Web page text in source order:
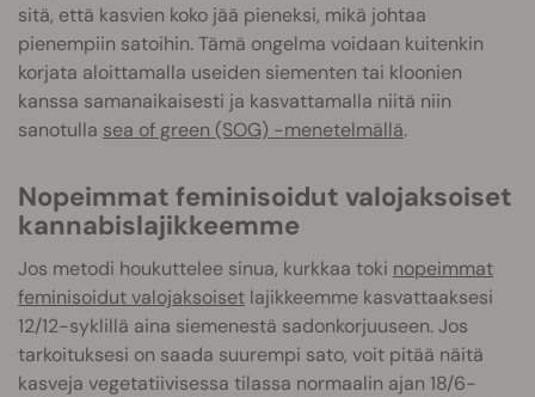
sitä, että kasvien koko jää pieneksi, mikä johtaa
pienempiin satoihin. Tämä ongelma voidaan kuitenkin
korjata aloittamalla useiden siementen tai kloonien
kanssa samanaikaisesti ja kasvattamalla niitä niin
sanotulla sea of green (SOG) -menetelmällä.
Nopeimmat feminisoidut valojaksoiset
kannabislajikkeemme
Jos metodi houkuttelee sinua, kurkkaa toki nopeimmat
feminisoidut valojaksoiset lajikkeemme kasvattaaksesi
12/12-syklillä aina siemenestä sadonkorjuuseen. Jos
tarkoituksesi on saada suurempi sato, voit pitää näitä
kasveja vegetatiivisessa tilassa normaalin ajan 18/6-